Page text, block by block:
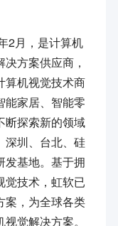
2月，是计算机
方案供应商，
算机视觉技术商
能家居、智能零
断探索新的领域
深圳、台北、硅
发基地。基于拥
觉技术，虹软已
案，为全球各类
觉解决方案。